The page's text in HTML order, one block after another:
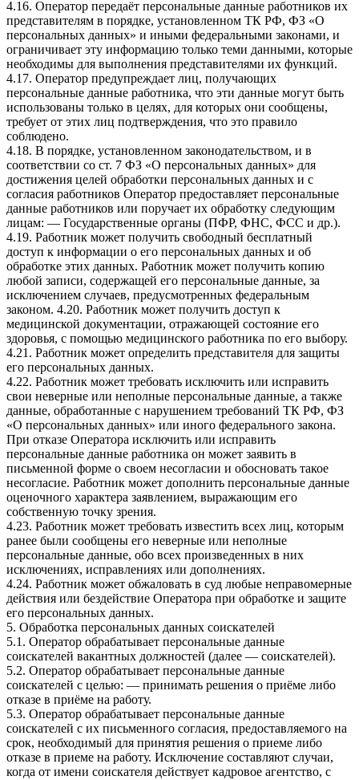
4.16. Оператор передаёт персональные данные работников их
представителям в порядке, установленном ТК РФ, ФЗ «О
персональных данных» и иными федеральными законами, и
ограничивает эту информацию только теми данными, которые
необходимы для выполнения представителями их функций.
4.17. Оператор предупреждает лиц, получающих
персональные данные работника, что эти данные могут быть
использованы только в целях, для которых они сообщены,
требует от этих лиц подтверждения, что это правило
соблюдено.
4.18. В порядке, установленном законодательством, и в
соответствии со ст. 7 ФЗ «О персональных данных» для
достижения целей обработки персональных данных и с
согласия работников Оператор предоставляет персональные
данные работников или поручает их обработку следующим
лицам: — Государственные органы (ПФР, ФНС, ФСС и др.).
4.19. Работник может получить свободный бесплатный
доступ к информации о его персональных данных и об
обработке этих данных. Работник может получить копию
любой записи, содержащей его персональные данные, за
исключением случаев, предусмотренных федеральным
законом. 4.20. Работник может получить доступ к
медицинской документации, отражающей состояние его
здоровья, с помощью медицинского работника по его выбору.
4.21. Работник может определить представителя для защиты
его персональных данных.
4.22. Работник может требовать исключить или исправить
свои неверные или неполные персональные данные, а также
данные, обработанные с нарушением требований ТК РФ, ФЗ
«О персональных данных» или иного федерального закона.
При отказе Оператора исключить или исправить
персональные данные работника он может заявить в
письменной форме о своем несогласии и обосновать такое
несогласие. Работник может дополнить персональные данные
оценочного характера заявлением, выражающим его
собственную точку зрения.
4.23. Работник может требовать известить всех лиц, которым
ранее были сообщены его неверные или неполные
персональные данные, обо всех произведенных в них
исключениях, исправлениях или дополнениях.
4.24. Работник может обжаловать в суд любые неправомерные
действия или бездействие Оператора при обработке и защите
его персональных данных.
5. Обработка персональных данных соискателей
5.1. Оператор обрабатывает персональные данные
соискателей вакантных должностей (далее — соискателей).
5.2. Оператор обрабатывает персональные данные
соискателей с целью: — принимать решения о приёме либо
отказе в приёме на работу.
5.3. Оператор обрабатывает персональные данные
соискателей с их письменного согласия, предоставляемого на
срок, необходимый для принятия решения о приеме либо
отказе в приеме на работу. Исключение составляют случаи,
когда от имени соискателя действует кадровое агентство, с